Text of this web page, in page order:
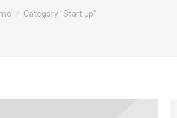
are here:Category "Start up"